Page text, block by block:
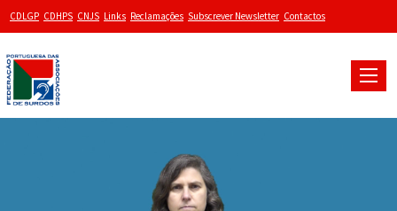
CDLGP CDHPS CNJS Links Reclamações Subscrever Newsletter Contactos
Toggle